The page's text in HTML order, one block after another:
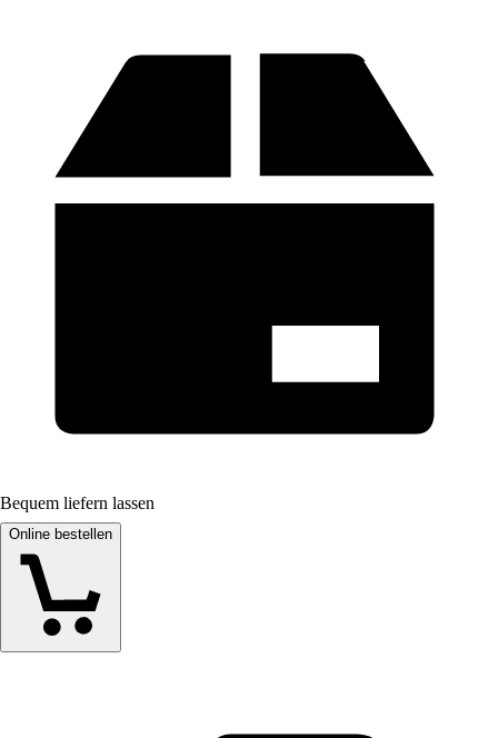
Bequem liefern lassen
Online bestellen